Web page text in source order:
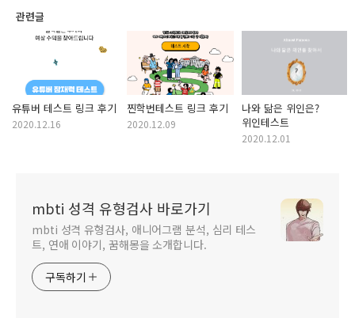
관련글
유튜버 테스트 링크 후기
2020.12.16
찐학번테스트 링크 후기
2020.12.09
나와 닮은 위인은?
위인테스트
2020.12.01
mbti 성격 유형검사 바로가기
mbti 성격 유형검사, 애니어그램 분석, 심리 테스
트, 연애 이야기, 꿈해몽을 소개합니다.
구독하기